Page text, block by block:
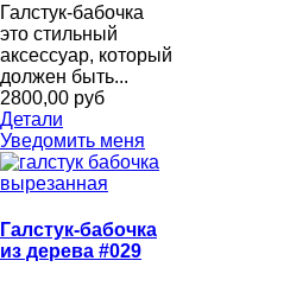
Галстук-бабочка
это стильный
аксессуар, который
должен быть...
2800,00 руб
Детали
Уведомить меня
Галстук-бабочка
из дерева #029